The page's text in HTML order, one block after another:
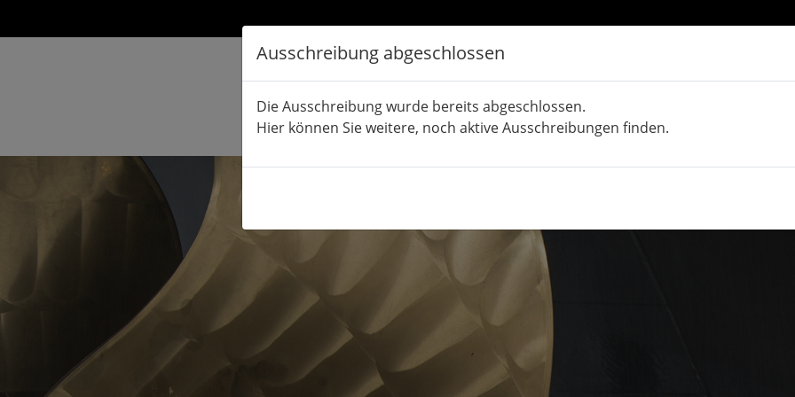
Ausschreibung abgeschlossen
Die Ausschreibung wurde bereits abgeschlossen.
Hier können Sie weitere, noch aktive Ausschreibungen finden.